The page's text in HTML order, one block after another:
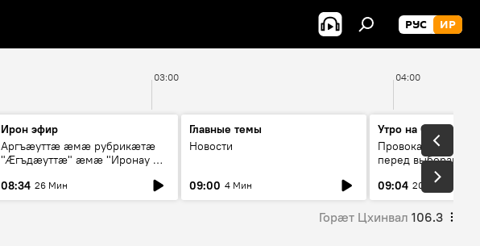
РУС ИР
03:00 04:00
Ирон эфир
Аргъæуттæ æмæ рубрикæтæ
"Æгъдæуттæ" æмæ "Иронау æй
08:34 26 Мин
Главные темы
Новости
09:00 4 Мин
Утро на Спутнике
Провокации со
перед выборами в
09:04 20 Мин
Горӕт Цхинвал 106.3